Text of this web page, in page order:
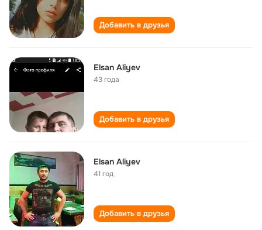
Добавить в друзья
Elsan Aliyev
43 года
Добавить в друзья
Elsan Aliyev
41 год
Добавить в друзья